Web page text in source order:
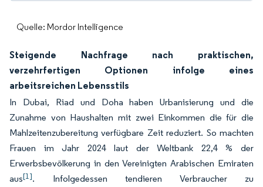
Quelle: Mordor Intelligence
Steigende Nachfrage nach praktischen,
verzehrfertigen Optionen infolge eines
arbeitsreichen Lebensstils
In Dubai, Riad und Doha haben Urbanisierung und die
Zunahme von Haushalten mit zwei Einkommen die für die
Mahlzeitenzubereitung verfügbare Zeit reduziert. So machten
Frauen im Jahr 2024 laut der Weltbank 22,4 % der
Erwerbsbevölkerung in den Vereinigten Arabischen Emiraten
aus[1]. Infolgedessen tendieren Verbraucher zu